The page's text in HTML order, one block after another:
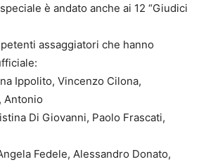
è andato anche ai 12 “Giudici
assaggiatori che hanno
Ippolito, Vincenzo Cilona,
Antonio
Di Giovanni, Paolo Frascati,
Fedele, Alessandro Donato,